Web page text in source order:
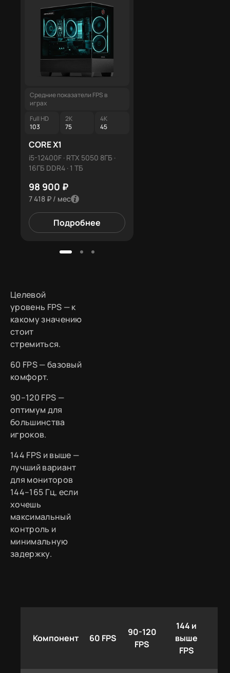
Средние показатели FPS в
играх
Full HD
103
2K
75
4K
45
CORE X1
i5-12400F · RTX 5050 8ГБ ·
16ГБ DDR4 · 1 ТБ
98 900 ₽
7 418 ₽ / мес
Подробнее
Целевой
уровень FPS — к
какому значению
стоит
стремиться.
60 FPS — базовый
комфорт.
90–120 FPS —
оптимум для
большинства
игроков.
144 FPS и выше —
лучший вариант
для мониторов
144–165 Гц, если
хочешь
максимальный
контроль и
минимальную
задержку.
Компонент 60 FPS
90-120
FPS
144 и
выше
FPS